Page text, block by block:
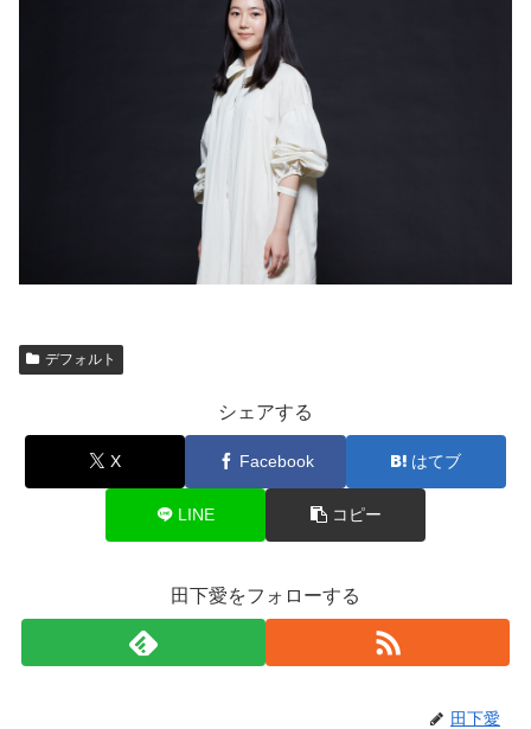
デフォルト
シェアする
X Facebook はてブ
LINE コピー
田下愛をフォローする
田下愛